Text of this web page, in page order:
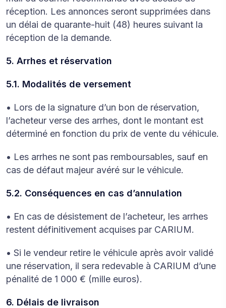
réception. Les annonces seront supprimées dans
un délai de quarante-huit (48) heures suivant la
réception de la demande.
5. Arrhes et réservation
5.1. Modalités de versement
• Lors de la signature d’un bon de réservation,
l’acheteur verse des arrhes, dont le montant est
déterminé en fonction du prix de vente du véhicule.
• Les arrhes ne sont pas remboursables, sauf en
cas de défaut majeur avéré sur le véhicule.
5.2. Conséquences en cas d’annulation
• En cas de désistement de l’acheteur, les arrhes
restent définitivement acquises par CARIUM.
• Si le vendeur retire le véhicule après avoir validé
une réservation, il sera redevable à CARIUM d’une
pénalité de 1 000 € (mille euros).
6. Délais de livraison